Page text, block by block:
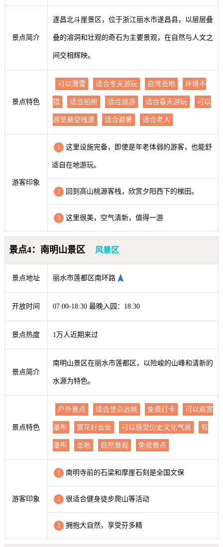
景点简介
遂昌北斗崖景区，位于浙江丽水市遂昌县，以层层叠
叠的溶洞和壮观的奇石为主要景观，在自然与人文之
间交相辉映。
景点特色
可以滑雪 适合冬天游玩 自驾圣地 环境不
错 适合拍照 适合旅游 适合春天游玩 可以
游览悬空栈道 适合避暑 适合老人
游客印象
1 这里设施完备，即使是年老体弱的游客，也能舒
适自在地游玩。
2 回到高山桃源客栈，欣赏夕阳西下的梯田。
3 这里很美，空气清新，值得一游
景点4：南明山景区 风景区
景点地址 丽水市莲都区南环路
开放时间 07:00-18:30 最晚入园：18:30
景点热度 1万人近期来过
景点简介
南明山景区在丽水市莲都区，以险峻的山峰和清新的
水源为特色。
景点特色
户外景点 适合登高远眺 免费打卡 可以观赏
瀑布 赏花好去处 可以感受历史文化气息 有
瀑布 圣地 自然景观 免费景点
游客印象
1 南明寺前的石梁和摩崖石刻是全国文保
2 很适合健身徒步爬山等活动
3 拥抱大自然，享受芬多精